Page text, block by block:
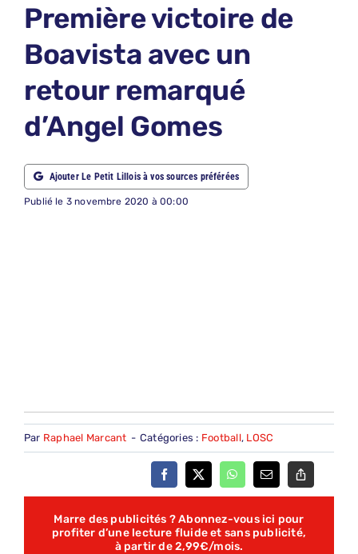
Première victoire de
Boavista avec un
retour remarqué
d’Angel Gomes
Ajouter Le Petit Lillois à vos sources préférées
Publié le 3 novembre 2020 à 00:00
Par Raphael Marcant - Catégories : Football, LOSC
Marre des publicités ? Abonnez-vous ici pour
profiter d’une lecture fluide et sans publicité,
à partir de 2,99€/mois.